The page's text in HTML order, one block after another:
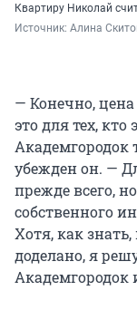
Квартиру Николай
Источник: Алина
— Конечно,
это для тех,
Академгородок
убежден он. —
прежде всего,
собственного
Хотя, как знать,
доделано, я
Академгородок